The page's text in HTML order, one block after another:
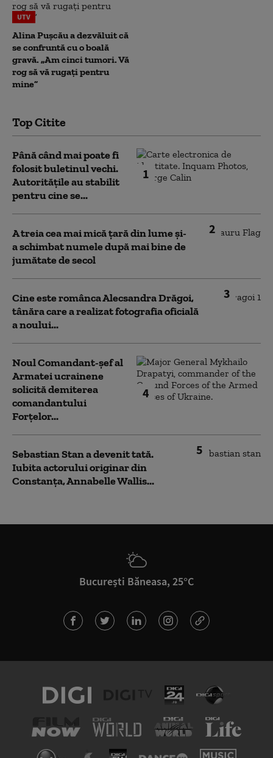
UTV
Alina Pușcău a dezvăluit că
se confruntă cu o boală
gravă. „Am cinci tumori. Vă
rog să vă rugați pentru
mine”
Top Citite
1
Până când mai poate fi
folosit buletinul vechi.
Autoritățile au stabilit
pentru cine se...
2
A treia cea mai mică țară din lume și-
a schimbat numele după mai bine de
jumătate de secol
3
Cine este românca Alecsandra Drăgoi,
tânăra care a realizat fotografia oficială
a noului...
4
Noul Comandant-șef al
Armatei ucrainene
solicită demiterea
comandantului
Forțelor...
5
Sebastian Stan a devenit tată.
Iubita actorului originar din
Constanța, Annabelle Wallis...
București Băneasa, 25°C